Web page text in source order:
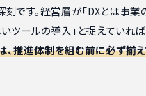
です。経営層が「DXとは事業
ツールの導入」と捉えていれ
推進体制を組む前に必ず揃